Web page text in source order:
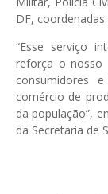
DF, coordenadas
“Esse serviço
reforça o nosso
consumidores
comércio de
da população”,
da Secretaria de